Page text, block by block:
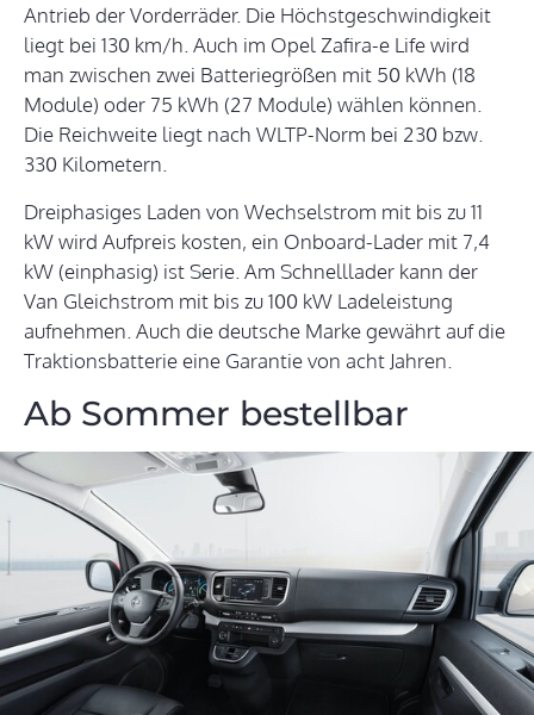
Antrieb der Vorderräder. Die Höchstgeschwindigkeit
liegt bei 130 km/h. Auch im Opel Zafira-e Life wird
man zwischen zwei Batteriegrößen mit 50 kWh (18
Module) oder 75 kWh (27 Module) wählen können.
Die Reichweite liegt nach WLTP-Norm bei 230 bzw.
330 Kilometern.
Dreiphasiges Laden von Wechselstrom mit bis zu 11
kW wird Aufpreis kosten, ein Onboard-Lader mit 7,4
kW (einphasig) ist Serie. Am Schnelllader kann der
Van Gleichstrom mit bis zu 100 kW Ladeleistung
aufnehmen. Auch die deutsche Marke gewährt auf die
Traktionsbatterie eine Garantie von acht Jahren.
Ab Sommer bestellbar